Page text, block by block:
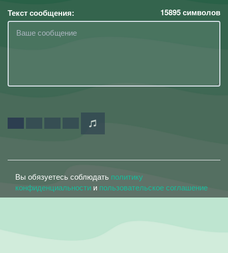
Текст сообщения: 15895символов
Вы обязуетесь соблюдать политику
конфиденциальности и пользовательское соглашение